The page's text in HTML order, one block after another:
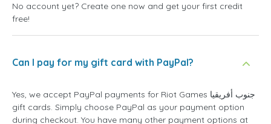
No account yet? Create one now and get your first credit
free!
Can I pay for my gift card with PayPal?
Yes, we accept PayPal payments for Riot Games جنوب أفريقيا
gift cards. Simply choose PayPal as your payment option
during checkout. You have many other payment options at